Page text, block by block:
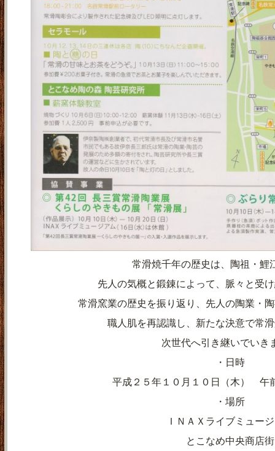
常滑焼千年の歴史は、陶祖・鯉
先人の気概と鍛錬によって、脈々と受
常滑窯業の歴史を振り返り、先人の陶業・
職人肌を再認識し、新たな決意で常
次世代へ引き継いでいき
・日時
平成２５年１０月１０日（木） 午
・場所
ＩＮＡＸライブミュー
とこなめ中央商店街